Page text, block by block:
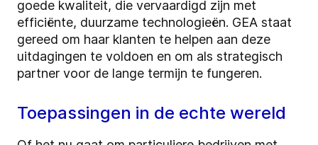
goede kwaliteit, die vervaardigd zijn met
efficiënte, duurzame technologieën. GEA staat
gereed om haar klanten te helpen aan deze
uitdagingen te voldoen en om als strategisch
partner voor de lange termijn te fungeren.
Toepassingen in de echte wereld